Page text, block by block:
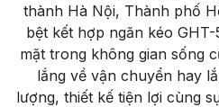
thành Hà Nội, Thành phố
bệt kết hợp ngăn kéo
mặt trong không gian sống
lắng về vận chuyển hay
lượng, thiết kế tiện lợi cùng